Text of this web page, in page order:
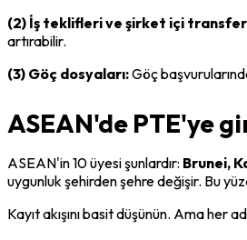
(2) İş teklifleri ve şirket içi
artırabilir.
(3) Göç dosyaları: Göç
ASEAN'de PTE'ye
ASEAN'in 10 üyesi şunlardır: Brunei,
uygunluk şehirden şehre değişir. Bu
Kayıt akışını basit düşünün. Ama her